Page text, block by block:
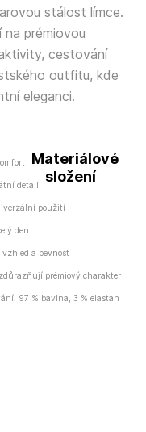
stálost límce.
na prémiovou
cestování
outfitu, kde
eleganci.
detail
použití
den
a pevnost
prémiový charakter
Materiálové
složení
97 % bavlna, 3 % elastan